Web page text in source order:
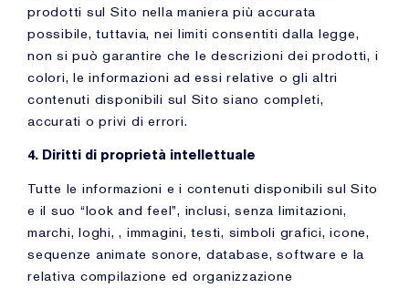
prodotti sul Sito nella maniera più accurata
possibile, tuttavia, nei limiti consentiti dalla legge,
non si può garantire che le descrizioni dei prodotti, i
colori, le informazioni ad essi relative o gli altri
contenuti disponibili sul Sito siano completi,
accurati o privi di errori.
4. Diritti di proprietà intellettuale
Tutte le informazioni e i contenuti disponibili sul Sito
e il suo “look and feel”, inclusi, senza limitazioni,
marchi, loghi, , immagini, testi, simboli grafici, icone,
sequenze animate sonore, database, software e la
relativa compilazione ed organizzazione